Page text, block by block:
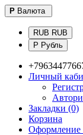
Р Валюта
RUB RUB
Р Рубль
Личный
Закладки (0)
Корзина
Оформление